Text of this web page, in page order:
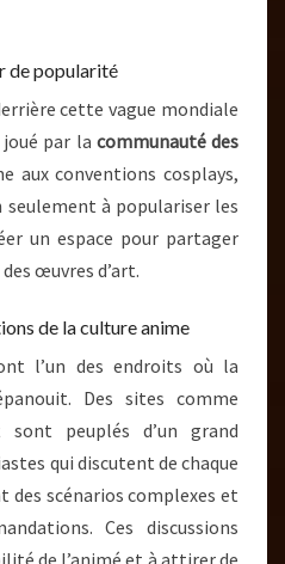
de popularité
cette vague mondiale
par la communauté des
aux conventions cosplays,
à populariser les
un espace pour partager
œuvres d’art.
de la culture anime
l’un des endroits où la
Des sites comme
sont peuplés d’un grand
qui discutent de chaque
des scénarios complexes et
Ces discussions